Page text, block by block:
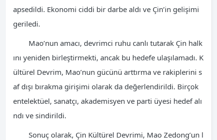
apsedildi. Ekonomi ciddi bir darbe aldı ve Çin’in gelişimi
geriledi.
Mao’nun amacı, devrimci ruhu canlı tutarak Çin halk
ını yeniden birleştirmekti, ancak bu hedefe ulaşılamadı. K
ültürel Devrim, Mao’nun gücünü arttırma ve rakiplerini s
af dışı bırakma girişimi olarak da değerlendirildi. Birçok
entelektüel, sanatçı, akademisyen ve parti üyesi hedef alı
ndı ve sindirildi.
Sonuç olarak, Çin Kültürel Devrimi, Mao Zedong’un l